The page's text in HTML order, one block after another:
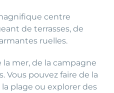
centre
de terrasses, de
ruelles.
la mer, de la campagne
Vous pouvez faire de la
la plage ou explorer des